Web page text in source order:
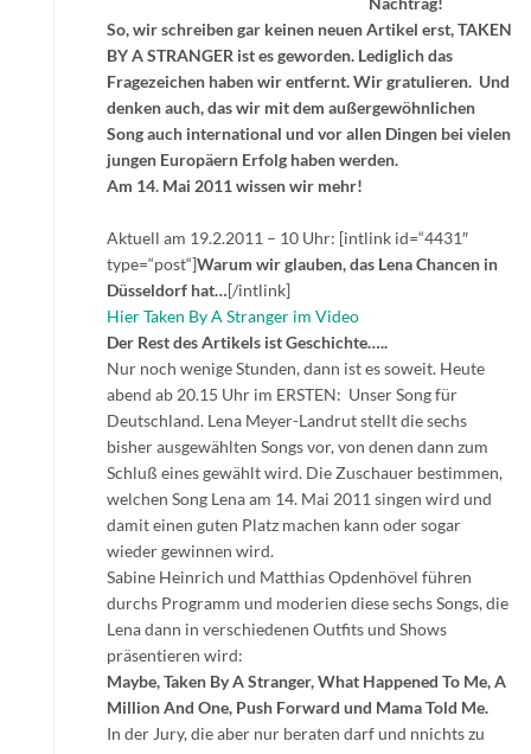
So, wir schreiben gar keinen neuen Artikel erst, TAKEN
BY A STRANGER ist es geworden. Lediglich das
Fragezeichen haben wir entfernt. Wir gratulieren. Und
denken auch, das wir mit dem außergewöhnlichen
Song auch international und vor allen Dingen bei vielen
jungen Europäern Erfolg haben werden.
Am 14. Mai 2011 wissen wir mehr!
Aktuell am 19.2.2011 – 10 Uhr: [intlink id=“4431″
type=“post“]Warum wir glauben, das Lena Chancen in
Düsseldorf hat…[/intlink]
Hier Taken By A Stranger im Video
Der Rest des Artikels ist Geschichte…..
Nur noch wenige Stunden, dann ist es soweit. Heute
abend ab 20.15 Uhr im ERSTEN: Unser Song für
Deutschland. Lena Meyer-Landrut stellt die sechs
bisher ausgewählten Songs vor, von denen dann zum
Schluß eines gewählt wird. Die Zuschauer bestimmen,
welchen Song Lena am 14. Mai 2011 singen wird und
damit einen guten Platz machen kann oder sogar
wieder gewinnen wird.
Sabine Heinrich und Matthias Opdenhövel führen
durchs Programm und moderien diese sechs Songs, die
Lena dann in verschiedenen Outfits und Shows
präsentieren wird:
Maybe, Taken By A Stranger, What Happened To Me, A
Million And One, Push Forward und Mama Told Me.
In der Jury, die aber nur beraten darf und nnichts zu